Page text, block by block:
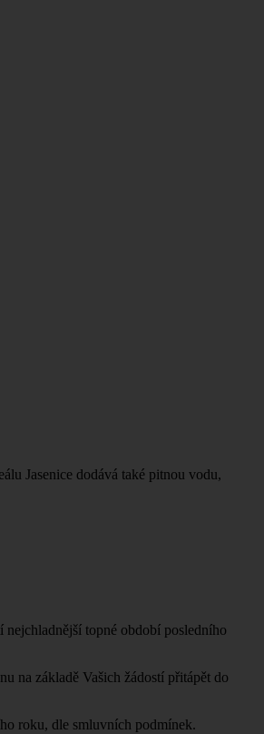
Jasenice dodává také pitnou vodu,
topné období posledního
na základě Vašich žádostí přitápět do
roku, dle smluvních podmínek.